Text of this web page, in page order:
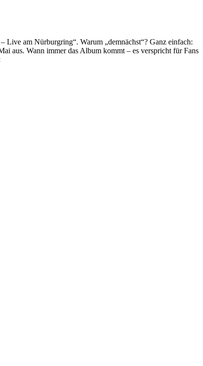
am Nürburgring“. Warum „demnächst“? Ganz einfach:
aus. Wann immer das Album kommt – es verspricht für Fans